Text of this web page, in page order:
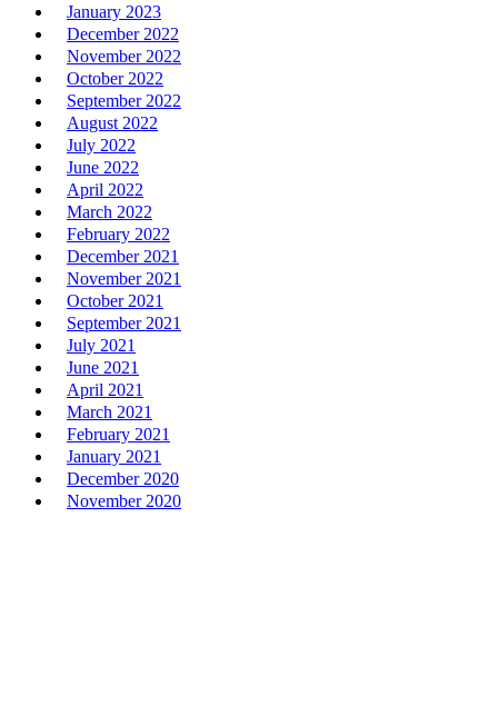
January 2023
December 2022
November 2022
October 2022
September 2022
August 2022
July 2022
June 2022
April 2022
March 2022
February 2022
December 2021
November 2021
October 2021
September 2021
July 2021
June 2021
April 2021
March 2021
February 2021
January 2021
December 2020
November 2020